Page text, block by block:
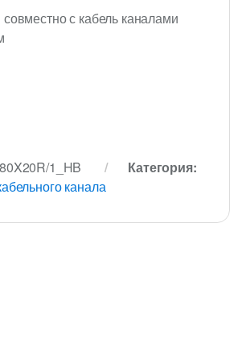
совместно с кабель каналами
1_HB
Категория:
канала